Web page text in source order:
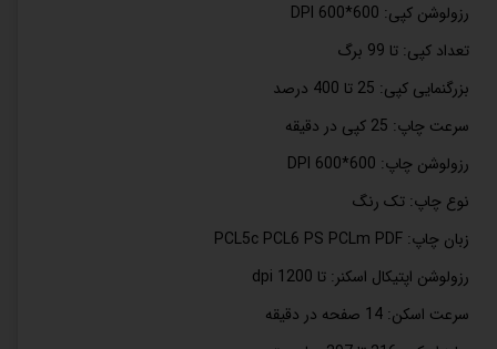
رزولوشن کپی: 600*600 DPI
تعداد کپی: تا 99 برگ
بزرگنمایی کپی: 25 تا 400 درصد
سرعت چاپ: 25 کپی در دقیقه
رزولوشن چاپ: 600*600 DPI
نوع چاپ: تک رنگ
زبان چاپ: PCL5c PCL6 PS PCLm PDF
رزولوشن اپتیکال اسکنر: تا 1200 dpi
سرعت اسکن: 14 صفحه در دقیقه